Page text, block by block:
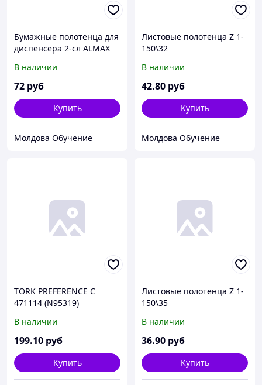
Бумажные полотенца для
диспенсера 2-сл ALMAX
упак) (16упак/кор)
В наличии
72 руб
Купить
Молдова Обучение
Листовые полотенца Z 1-
150\32
В наличии
42.80 руб
Купить
Молдова Обучение
TORK PREFERENCE С
471114 (N95319)
24х27,5 120л. (х20)
В наличии
199.10 руб
Купить
Листовые полотенца Z 1-
150\35
В наличии
36.90 руб
Купить